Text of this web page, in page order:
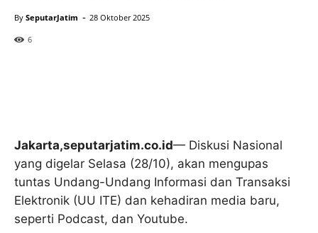
By SeputarJatim - 28 Oktober 2025
6
Jakarta,seputarjatim.co.id— Diskusi Nasional
yang digelar Selasa (28/10), akan mengupas
tuntas Undang-Undang Informasi dan Transaksi
Elektronik (UU ITE) dan kehadiran media baru,
seperti Podcast, dan Youtube.